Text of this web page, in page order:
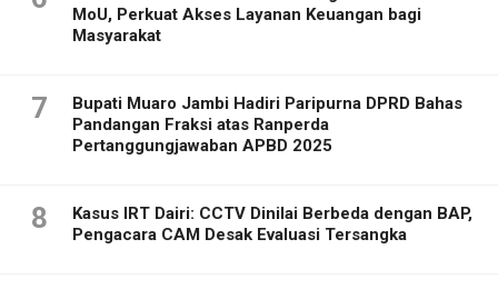
MoU, Perkuat Akses Layanan Keuangan bagi
Masyarakat
7
Bupati Muaro Jambi Hadiri Paripurna DPRD Bahas
Pandangan Fraksi atas Ranperda
Pertanggungjawaban APBD 2025
8
Kasus IRT Dairi: CCTV Dinilai Berbeda dengan BAP,
Pengacara CAM Desak Evaluasi Tersangka